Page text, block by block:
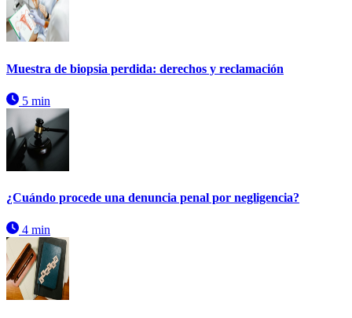
Muestra de biopsia perdida: derechos y reclamación
5 min
¿Cuándo procede una denuncia penal por negligencia?
4 min